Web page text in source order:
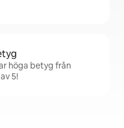
höga betyg från
5!